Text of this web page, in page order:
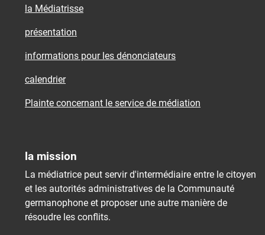
la Médiatrisse
présentation
informations pour les dénonciateurs
calendrier
Plainte concernant le service de médiation
la mission
La médiatrice peut servir d'intermédiaire entre le citoyen
et les autorités administratives de la Communauté
germanophone et proposer une autre manière de
résoudre les conflits.